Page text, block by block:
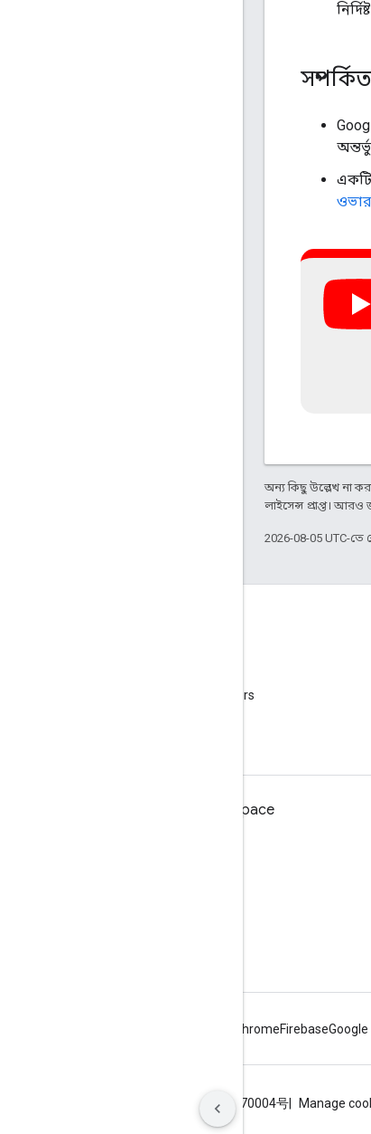
অন্য কিছু উল্লেখ না
লাইসেন্স প্রাপ্ত। আরও
2026-08-05 UTC-তে
Google Workspace Developers
ডেভেলপারদের জন্য Google Workspace
ChromeFirebase
ICP证合字B2-20070004号 Manage